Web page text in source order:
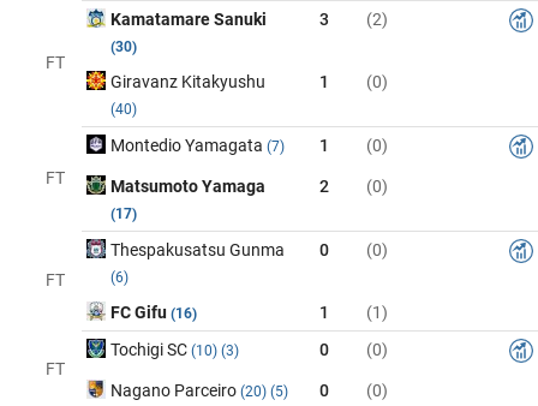
FT
Kamatamare Sanuki
(30)
3 (2)
Giravanz Kitakyushu
(40)
1 (0)
FT
Montedio Yamagata (7) 1 (0)
Matsumoto Yamaga
(17)
2 (0)
FT
Thespakusatsu Gunma
(6)
0 (0)
FC Gifu (16) 1 (1)
FT
Tochigi SC (10) (3) 0 (0)
Nagano Parceiro (20) (5) 0 (0)